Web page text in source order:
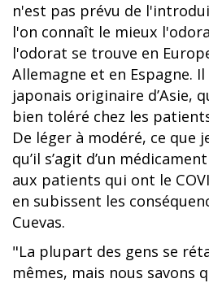
n'est pas prévu de
l'on connaît le mieux
l'odorat se trouve en
Allemagne et en Espagne. Il
japonais originaire d’Asie,
bien toléré chez les
De léger à modéré, ce que
qu’il s’agit d’un
aux patients qui ont le
en subissent les
Cuevas.
"La plupart des gens se
mêmes, mais nous savons